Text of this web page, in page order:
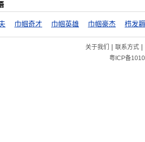
巾帼奇才 巾帼英雄 巾帼豪杰 栉发
关于我们 | 联系方式|
粤ICP备